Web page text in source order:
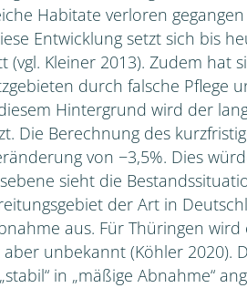
Habitate verloren
Entwicklung setzt sich bis
(vgl. Kleiner 2013). Zudem
durch falsche Pflege
Hintergrund wird der
Die Berechnung des
von −3,5%. Dies
sieht die
der Art in
aus. Für Thüringen
aber unbekannt (Köhler 2020).
in „mäßige Abnahme“